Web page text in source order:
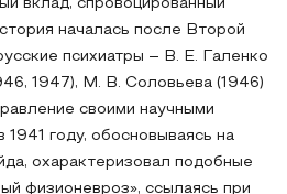
вклад, спровоцированный
началась после Второй
психиатры – В. Е. Галенко
1947), М. В. Соловьева (1946)
своими научными
году, обосновываясь на
охарактеризовал подобные
физионевроз», ссылаясь при